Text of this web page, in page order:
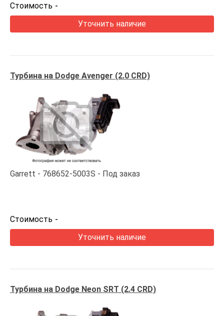
Стоимость -
Уточнить наличие
Турбина на Dodge Avenger (2.0 CRD)
Garrett 768652-5003S Под заказ
Стоимость -
Уточнить наличие
Турбина на Dodge Neon SRT (2.4 CRD)